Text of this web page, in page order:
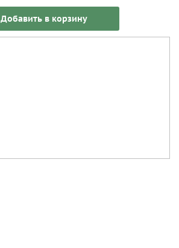
Добавить в корзину